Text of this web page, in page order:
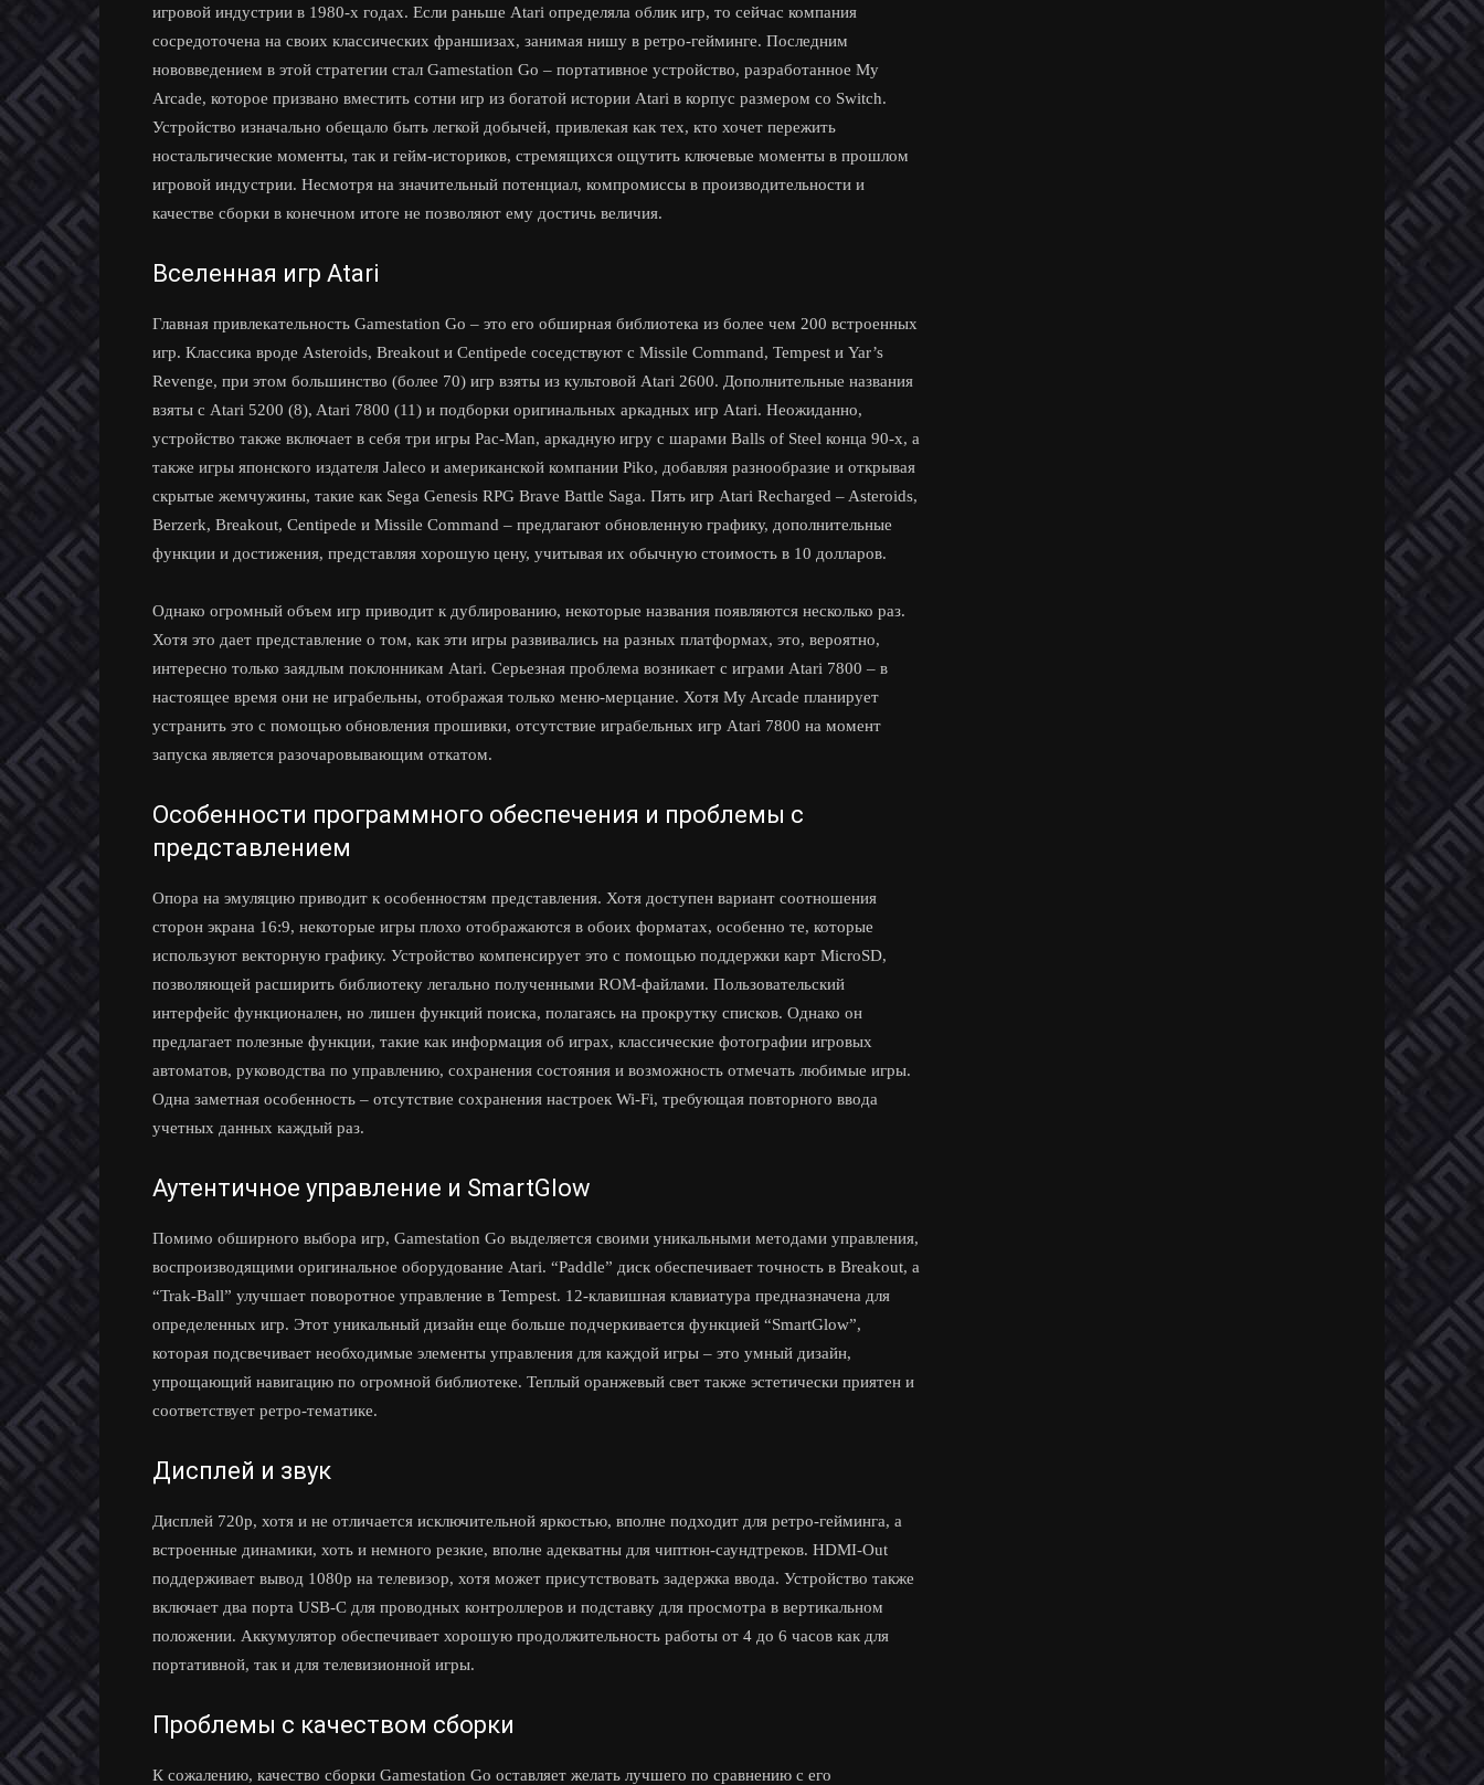
игровой индустрии в 1980-х годах. Если раньше Atari определяла облик игр, то сейчас компания
сосредоточена на своих классических франшизах, занимая нишу в ретро-гейминге. Последним
нововведением в этой стратегии стал Gamestation Go – портативное устройство, разработанное My
Arcade, которое призвано вместить сотни игр из богатой истории Atari в корпус размером со Switch.
Устройство изначально обещало быть легкой добычей, привлекая как тех, кто хочет пережить
ностальгические моменты, так и гейм-историков, стремящихся ощутить ключевые моменты в прошлом
игровой индустрии. Несмотря на значительный потенциал, компромиссы в производительности и
качестве сборки в конечном итоге не позволяют ему достичь величия.
Вселенная игр Atari
Главная привлекательность Gamestation Go – это его обширная библиотека из более чем 200 встроенных
игр. Классика вроде Asteroids, Breakout и Centipede соседствуют с Missile Command, Tempest и Yar’s
Revenge, при этом большинство (более 70) игр взяты из культовой Atari 2600. Дополнительные названия
взяты с Atari 5200 (8), Atari 7800 (11) и подборки оригинальных аркадных игр Atari. Неожиданно,
устройство также включает в себя три игры Pac-Man, аркадную игру с шарами Balls of Steel конца 90-х, а
также игры японского издателя Jaleco и американской компании Piko, добавляя разнообразие и открывая
скрытые жемчужины, такие как Sega Genesis RPG Brave Battle Saga. Пять игр Atari Recharged – Asteroids,
Berzerk, Breakout, Centipede и Missile Command – предлагают обновленную графику, дополнительные
функции и достижения, представляя хорошую цену, учитывая их обычную стоимость в 10 долларов.
Однако огромный объем игр приводит к дублированию, некоторые названия появляются несколько раз.
Хотя это дает представление о том, как эти игры развивались на разных платформах, это, вероятно,
интересно только заядлым поклонникам Atari. Серьезная проблема возникает с играми Atari 7800 – в
настоящее время они не играбельны, отображая только меню-мерцание. Хотя My Arcade планирует
устранить это с помощью обновления прошивки, отсутствие играбельных игр Atari 7800 на момент
запуска является разочаровывающим откатом.
Особенности программного обеспечения и проблемы с
представлением
Опора на эмуляцию приводит к особенностям представления. Хотя доступен вариант соотношения
сторон экрана 16:9, некоторые игры плохо отображаются в обоих форматах, особенно те, которые
используют векторную графику. Устройство компенсирует это с помощью поддержки карт MicroSD,
позволяющей расширить библиотеку легально полученными ROM-файлами. Пользовательский
интерфейс функционален, но лишен функций поиска, полагаясь на прокрутку списков. Однако он
предлагает полезные функции, такие как информация об играх, классические фотографии игровых
автоматов, руководства по управлению, сохранения состояния и возможность отмечать любимые игры.
Одна заметная особенность – отсутствие сохранения настроек Wi-Fi, требующая повторного ввода
учетных данных каждый раз.
Аутентичное управление и SmartGlow
Помимо обширного выбора игр, Gamestation Go выделяется своими уникальными методами управления,
воспроизводящими оригинальное оборудование Atari. “Paddle” диск обеспечивает точность в Breakout, а
“Trak-Ball” улучшает поворотное управление в Tempest. 12-клавишная клавиатура предназначена для
определенных игр. Этот уникальный дизайн еще больше подчеркивается функцией “SmartGlow”,
которая подсвечивает необходимые элементы управления для каждой игры – это умный дизайн,
упрощающий навигацию по огромной библиотеке. Теплый оранжевый свет также эстетически приятен и
соответствует ретро-тематике.
Дисплей и звук
Дисплей 720p, хотя и не отличается исключительной яркостью, вполне подходит для ретро-гейминга, а
встроенные динамики, хоть и немного резкие, вполне адекватны для чиптюн-саундтреков. HDMI-Out
поддерживает вывод 1080p на телевизор, хотя может присутствовать задержка ввода. Устройство также
включает два порта USB-C для проводных контроллеров и подставку для просмотра в вертикальном
положении. Аккумулятор обеспечивает хорошую продолжительность работы от 4 до 6 часов как для
портативной, так и для телевизионной игры.
Проблемы с качеством сборки
К сожалению, качество сборки Gamestation Go оставляет желать лучшего по сравнению с его